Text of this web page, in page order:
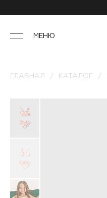
МЕНЮ
ГЛАВНАЯ КАТАЛОГ